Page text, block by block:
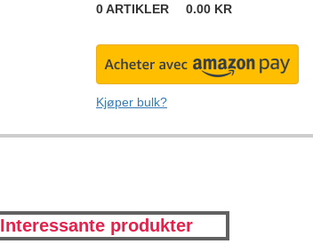
0ARTIKLER 0.00 KR
Kjøper bulk?
Interessante produkter